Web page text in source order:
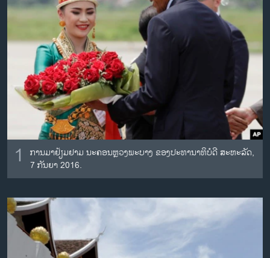
ທຸລະກິດ
ລາຍການກະຈາຍສຽງ
ລາຍງານ
ຕິດຕາມພວກເຮົາ ທີ່
ພາສາຕ່າງໆ
1
ການມາຢ້ຽມຢາມ ນະຄອນຫຼວງພະບາງ ຂອງປະທານາທິບໍດີ ສະຫະລັດ,
7 ກັນຍາ 2016.